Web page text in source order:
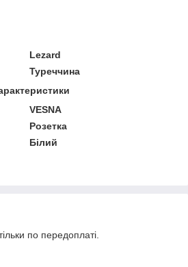
Lezard
Туреччина
VESNA
Розетка
Білий
по передоплаті.